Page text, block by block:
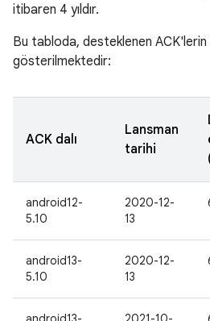
itibaren 4 yıldır.
Bu tabloda, desteklenen ACK'lerin
gösterilmektedir:
ACK dalı
Lansman
tarihi
android12-
5.10
2020-12-
13
android13-
5.10
2020-12-
13